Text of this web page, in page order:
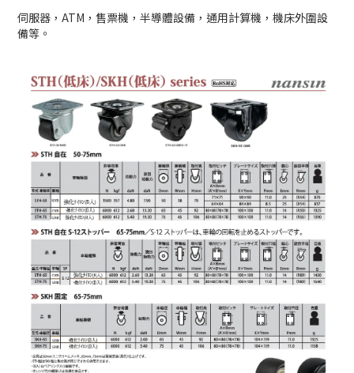
伺服器，ATM，售票機，半導體設備，通用計算機，機床外圍設
備等。